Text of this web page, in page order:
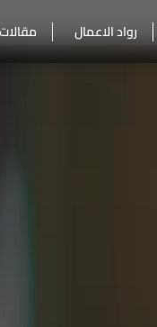
رواد الاعمال مقالات